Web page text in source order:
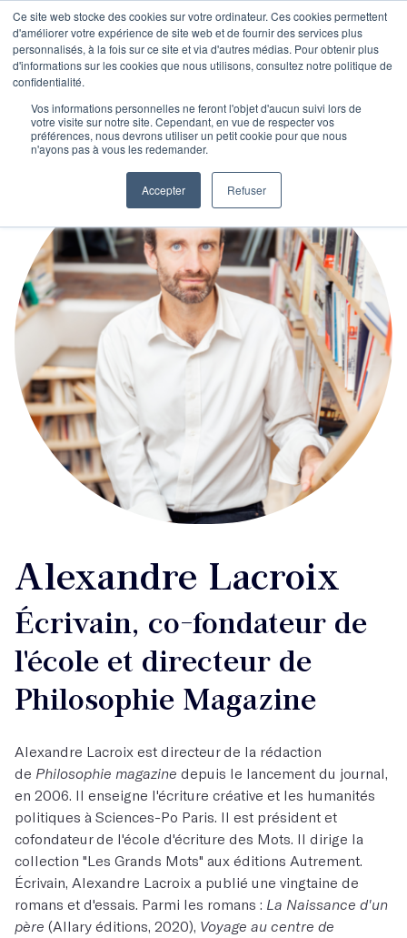
Ce site web stocke des cookies sur votre ordinateur. Ces cookies permettent
d'améliorer votre expérience de site web et de fournir des services plus
personnalisés, à la fois sur ce site et via d'autres médias. Pour obtenir plus
d'informations sur les cookies que nous utilisons, consultez notre politique de
confidentialité.
Vos informations personnelles ne feront l'objet d'aucun suivi lors de
votre visite sur notre site. Cependant, en vue de respecter vos
préférences, nous devrons utiliser un petit cookie pour que nous
n'ayons pas à vous les redemander.
Accepter Refuser
Alexandre Lacroix
Écrivain, co-fondateur de
l'école et directeur de
Philosophie Magazine
Alexandre Lacroix est directeur de la rédaction
de Philosophie magazine depuis le lancement du journal,
en 2006. Il enseigne l'écriture créative et les humanités
politiques à Sciences-Po Paris. Il est président et
cofondateur de l'école d'écriture des Mots. Il dirige la
collection "Les Grands Mots" aux éditions Autrement.
Écrivain, Alexandre Lacroix a publié une vingtaine de
romans et d'essais. Parmi les romans : La Naissance d'un
père (Allary éditions, 2020), Voyage au centre de